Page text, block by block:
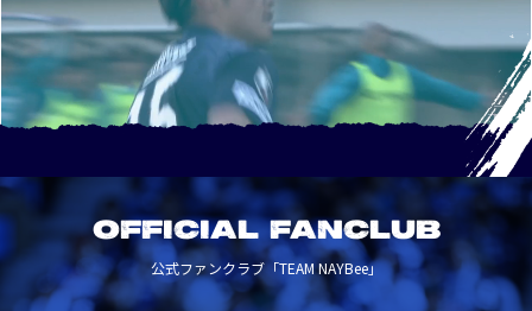
OFFICIAL FANCLUB
公式ファンクラブ「TEAM NAYBee」